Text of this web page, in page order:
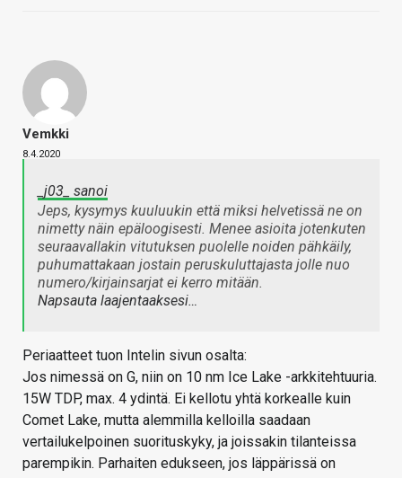
Vemkki
8.4.2020
_j03_ sanoi
Jeps, kysymys kuuluukin että miksi helvetissä ne on
nimetty näin epäloogisesti. Menee asioita jotenkuten
seuraavallakin vitutuksen puolelle noiden pähkäily,
puhumattakaan jostain peruskuluttajasta jolle nuo
numero/kirjainsarjat ei kerro mitään.
Napsauta laajentaaksesi…
Periaatteet tuon Intelin sivun osalta:
Jos nimessä on G, niin on 10 nm Ice Lake -arkkitehtuuria.
15W TDP, max. 4 ydintä. Ei kellotu yhtä korkealle kuin
Comet Lake, mutta alemmilla kelloilla saadaan
vertailukelpoinen suorituskyky, ja joissakin tilanteissa
parempikin. Parhaiten edukseen, jos läppärissä on